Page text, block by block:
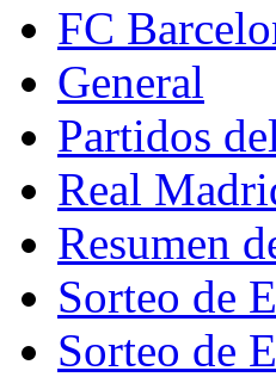
FC
General
Partidos
Real
Resumen
Sorteo de
Sorteo de